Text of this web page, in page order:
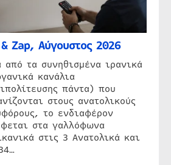
Zap, Αύγουστος 2026
από τα συνηθισμένα ιρανικά
κανάλια
πάντα) που
στους ανατολικούς
το ενδιαφέρον
στα γαλλόφωνα
στις 3 Ανατολικά και